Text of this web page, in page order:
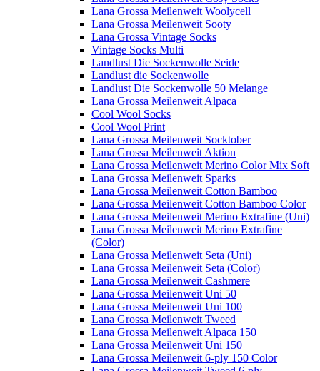
Lana Grossa Meilenweit Woolycell
Lana Grossa Meilenweit Sooty
Lana Grossa Vintage Socks
Vintage Socks Multi
Landlust Die Sockenwolle Seide
Landlust die Sockenwolle
Landlust Die Sockenwolle 50 Melange
Lana Grossa Meilenweit Alpaca
Cool Wool Socks
Cool Wool Print
Lana Grossa Meilenweit Socktober
Lana Grossa Meilenweit Aktion
Lana Grossa Meilenweit Merino Color Mix Soft
Lana Grossa Meilenweit Sparks
Lana Grossa Meilenweit Cotton Bamboo
Lana Grossa Meilenweit Cotton Bamboo Color
Lana Grossa Meilenweit Merino Extrafine (Uni)
Lana Grossa Meilenweit Merino Extrafine
(Color)
Lana Grossa Meilenweit Seta (Uni)
Lana Grossa Meilenweit Seta (Color)
Lana Grossa Meilenweit Cashmere
Lana Grossa Meilenweit Uni 50
Lana Grossa Meilenweit Uni 100
Lana Grossa Meilenweit Tweed
Lana Grossa Meilenweit Alpaca 150
Lana Grossa Meilenweit Uni 150
Lana Grossa Meilenweit 6-ply 150 Color